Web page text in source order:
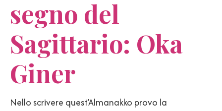
segno del
Sagittario: Oka
Giner
Nello scrivere quest’Almanakko provo la